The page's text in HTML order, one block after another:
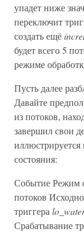
упадет ниже
переключит
создать ещё
будет всего 5
режиме
Пусть далее
Давайте
из потоков,
завершил свои
иллюстрируется
состояния:
Событие Режим
потоков
триггера
Срабатывание